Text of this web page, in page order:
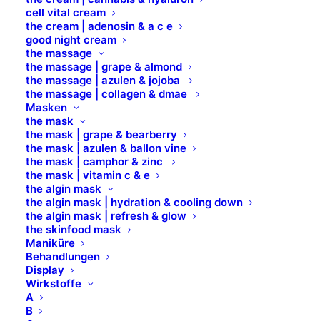
cell vital cream
the cream | adenosin & a c e
good night cream
the massage
the massage | grape & almond
the massage | azulen & jojoba
the massage | collagen & dmae
Masken
the mask
the mask | grape & bearberry
the mask | azulen & ballon vine
the mask | camphor & zinc
the mask | vitamin c & e
the algin mask
the algin mask | hydration & cooling down
the algin mask | refresh & glow
the skinfood mask
Maniküre
Behandlungen
Display
Wirkstoffe
A
B
24h-SOS-Creme für ultra sensible, gereizte und
gerötete Haut. Die besonderen Inhaltsstoffe
unterstützen die hauteigenen
Reparaturmechanismen, lindern Juckreiz und
Rötungen. Ectoin, das besondere Schutzmolekül aus
der Natur, hilft Zellen sich vor extremen
Bedingungen zu schützen. Es besitzt herausragende
zellschützende Eigenschaften und bewahrt die Haut
vor Allergenen und Umweltschadstoffen, indem es
die Barrierewirkung der Haut erhöht. Der
fermentierte Hafer (Oats) ist reich an Lysin
(Aminosäure) und besitzt eine präbiotische Wirkung.
Seine antioxidativen Verbindungen weisen
außergewöhnlich beruhigende und lindernde
Eigenschaften auf. Arginine, eine Aminosäure, die
auch natürlich in unserer Haut vorkommt und